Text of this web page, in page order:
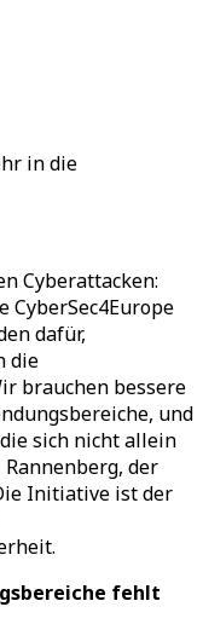
in die
Cyberattacken:
dafür,
die
brauchen bessere
und
sich nicht allein
der
Initiative ist der
fehlt